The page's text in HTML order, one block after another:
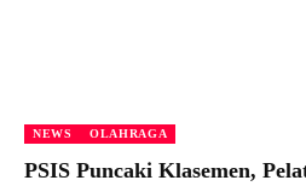
NEWS OLAHRAGA
PSIS Puncaki Klasemen,